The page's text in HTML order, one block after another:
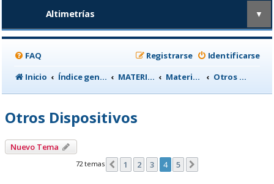
Altimetrías ▼
FAQ Identificarse
Registrarse
Inicio
Índice general MATERIAL CICLISTA Material para Entrenamiento Otros Dispositivos
Otros Dispositivos
Nuevo Tema
72 temas Anterior
1 2 3 4 5